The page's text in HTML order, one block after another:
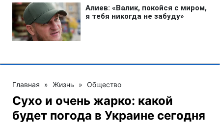
Главная » Жизнь » Общество
Сухо и очень жарко: какой
будет погода в Украине сегодня